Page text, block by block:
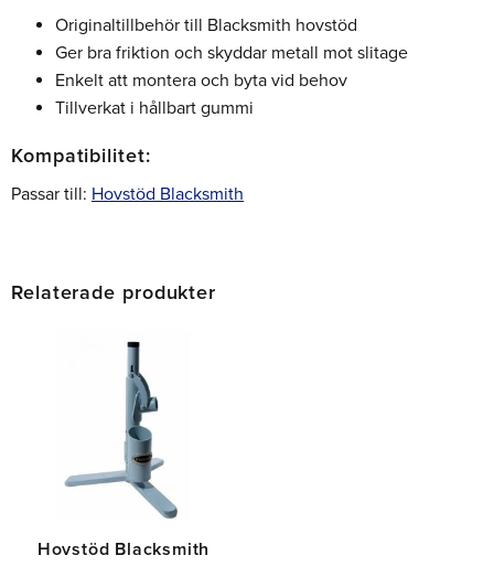
Originaltillbehör till Blacksmith hovstöd
Ger bra friktion och skyddar metall mot slitage
Enkelt att montera och byta vid behov
Tillverkat i hållbart gummi
Kompatibilitet:
Passar till: Hovstöd Blacksmith
Relaterade produkter
Hovstöd Blacksmith